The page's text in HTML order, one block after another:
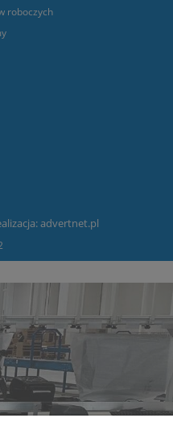
roboczych
advertnet.pl